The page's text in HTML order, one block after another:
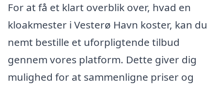
For at få et klart overblik over, hvad en
kloakmester i Vesterø Havn koster, kan du
nemt bestille et uforpligtende tilbud
gennem vores platform. Dette giver dig
mulighed for at sammenligne priser og